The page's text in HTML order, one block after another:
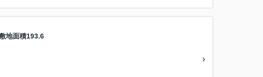
地面積193.6